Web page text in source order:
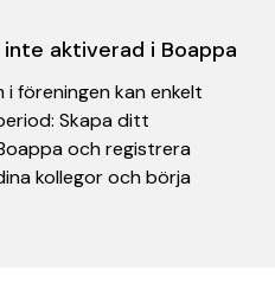
aktiverad i Boappa
föreningen kan enkelt
Skapa ditt
och registrera
kollegor och börja